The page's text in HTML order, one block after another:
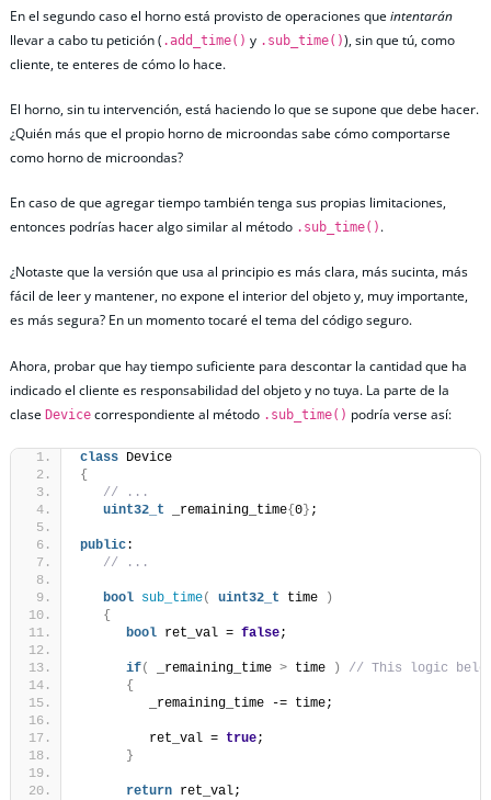
En el segundo caso el horno está provisto de operaciones queintentarán
llevar a cabo tu petición ( .add_time() y .sub_time()), sin que tú, como
cliente, te enteres de cómo lo hace.
El horno, sin tu intervención, está haciendo lo que se supone que debe hacer.
¿Quién más que el propio horno de microondas sabe cómo comportarse
como horno de microondas?
En caso de que agregar tiempo también tenga sus propias limitaciones,
entonces podrías hacer algo similar al método .sub_time() .
¿Notaste que la versión que usa al principio es más clara, más sucinta, más
fácil de leer y mantener, no expone el interior del objeto y, muy importante,
es más segura? En un momento tocaré el tema del código seguro.
Ahora, probar que hay tiempo suficiente para descontar la cantidad que ha
indicado el cliente es responsabilidad del objeto y no tuya. La parte de la
clase Device correspondiente al método .sub_time() podría verse así:
class Device
{
// ...
uint32_t _remaining_time{0} ;
public:
// ...
bool sub_time( uint32_t time
)
{
bool ret_val = false;
if( _remaining_time > time )
// This logic
{
         _remaining_time -= time;
         ret_val =
true;
}
return ret_val;